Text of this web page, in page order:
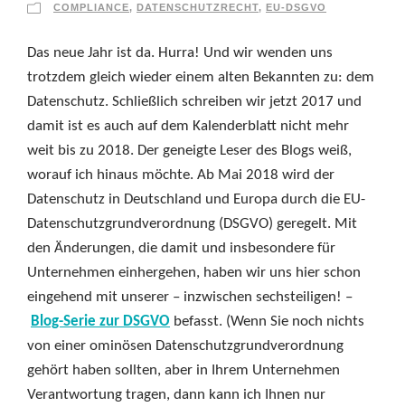
COMPLIANCE, DATENSCHUTZRECHT, EU-DSGVO
Das neue Jahr ist da. Hurra! Und wir wenden uns
trotzdem gleich wieder einem alten Bekannten zu: dem
Datenschutz. Schließlich schreiben wir jetzt 2017 und
damit ist es auch auf dem Kalenderblatt nicht mehr
weit bis zu 2018. Der geneigte Leser des Blogs weiß,
worauf ich hinaus möchte. Ab Mai 2018 wird der
Datenschutz in Deutschland und Europa durch die EU-
Datenschutzgrundverordnung (DSGVO) geregelt. Mit
den Änderungen, die damit und insbesondere für
Unternehmen einhergehen, haben wir uns hier schon
eingehend mit unserer – inzwischen sechsteiligen! –
Blog-Serie zur DSGVO befasst. (Wenn Sie noch nichts
von einer ominösen Datenschutzgrundverordnung
gehört haben sollten, aber in Ihrem Unternehmen
Verantwortung tragen, dann kann ich Ihnen nur